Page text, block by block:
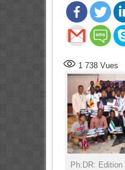
1 738Vues
Ph:DR: